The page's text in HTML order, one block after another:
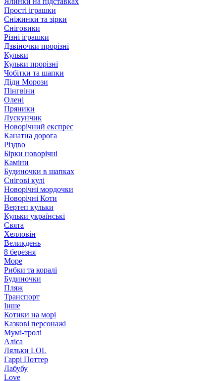
Прості іграшки
Сніжинки та зірки
Сніговики
Різні іграшки
Дзвіночки прорізні
Кульки
Кульки прорізні
Чобітки та шапки
Діди Морози
Пінгвіни
Олені
Пряники
Лускунчик
Новорічний експрес
Канатна дорога
Різдво
Бірки новорічні
Каміни
Будиночки в шапках
Снігові кулі
Новорічні мордочки
Новорічні Коти
Вертеп кульки
Кульки українські
Свята
Хелловін
Великдень
8 березня
Море
Рибки та коралі
Будиночки
Пляж
Транспорт
Інше
Котики на морі
Казкові персонажі
Мумі-тролі
Аліса
Ляльки LOL
Гаррі Поттер
Лабубу
Love